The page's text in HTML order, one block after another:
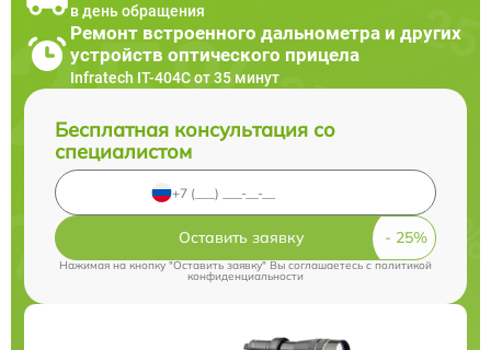
в день обращения
Ремонт встроенного дальнометра и других
устройств оптического прицела
Infratech IT-404C от 35 минут
Бесплатная консультация со
специалистом
Оставить заявку
Нажимая на кнопку "Оставить заявку" Вы соглашаетесь cполитикой
конфиденциальности